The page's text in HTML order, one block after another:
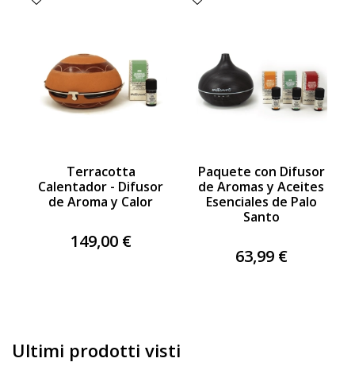
Terracotta
Calentador - Difusor
de Aroma y Calor
149,00 €
Paquete con Difusor
de Aromas y Aceites
Esenciales de Palo
Santo
63,99 €
Ultimi prodotti visti